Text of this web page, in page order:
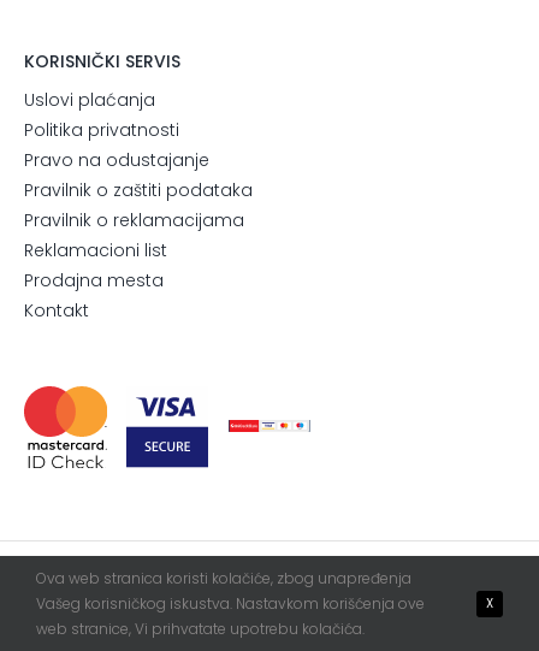
KORISNIČKI SERVIS
Uslovi plaćanja
Politika privatnosti
Pravo na odustajanje
Pravilnik o zaštiti podataka
Pravilnik o reklamacijama
Reklamacioni list
Prodajna mesta
Kontakt
© 2026. All Rights Reserved.BlurWebServis
Ova web stranica koristi kolačiće, zbog unapređenja
Vašeg korisničkog iskustva. Nastavkom korišćenja ove
web stranice, Vi prihvatate upotrebu kolačića.
X